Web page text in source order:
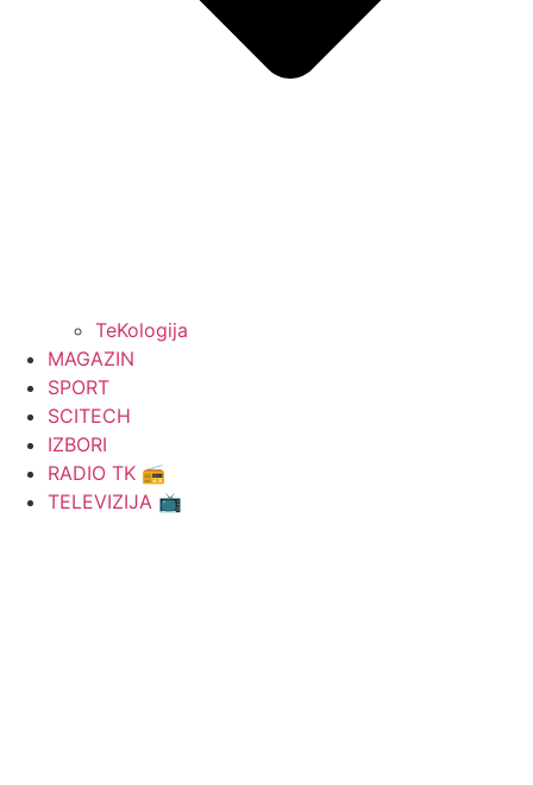
TeKologija
MAGAZIN
SPORT
SCITECH
IZBORI
RADIO TK 📻
TELEVIZIJA 📺